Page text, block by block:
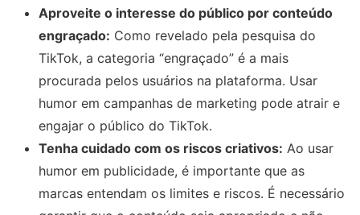
Aproveite o interesse do público por conteúdo
engraçado: Como revelado pela pesquisa do
TikTok, a categoria “engraçado” é a mais
procurada pelos usuários na plataforma. Usar
humor em campanhas de marketing pode atrair e
engajar o público do TikTok.
Tenha cuidado com os riscos criativos: Ao usar
humor em publicidade, é importante que as
marcas entendam os limites e riscos. É necessário